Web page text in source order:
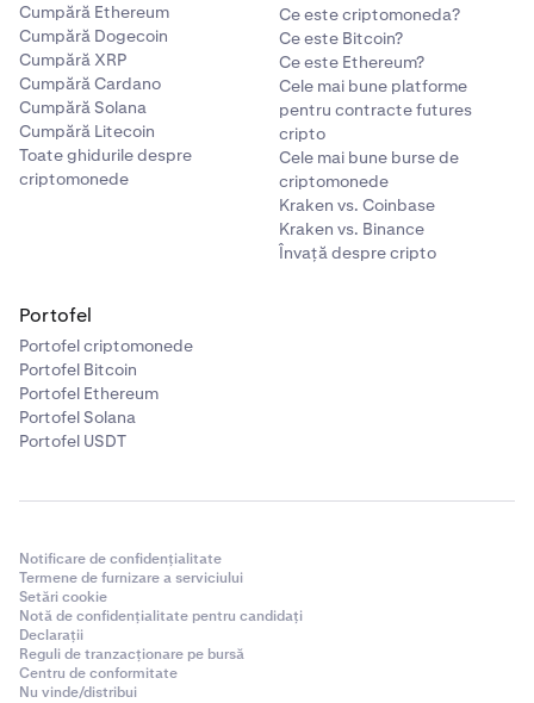
Cumpără Ethereum
Cumpără Dogecoin
Cumpără XRP
Cumpără Cardano
Cumpără Solana
Cumpără Litecoin
Toate ghidurile despre
criptomonede
Ce este criptomoneda?
Ce este Bitcoin?
Ce este Ethereum?
Cele mai bune platforme
pentru contracte futures
cripto
Cele mai bune burse de
criptomonede
Kraken vs. Coinbase
Kraken vs. Binance
Învață despre cripto
Portofel
Portofel criptomonede
Portofel Bitcoin
Portofel Ethereum
Portofel Solana
Portofel USDT
Notificare de confidențialitate
Termene de furnizare a serviciului
Setări cookie
Notă de confidențialitate pentru candidați
Declarații
Reguli de tranzacționare pe bursă
Centru de conformitate
Nu vinde/distribui